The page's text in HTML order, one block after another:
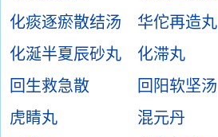
化痰逐瘀散结汤
华佗再造丸
化涎半夏辰砂丸
化滞丸
回生救急散
回阳软坚汤
虎睛丸
混元丹